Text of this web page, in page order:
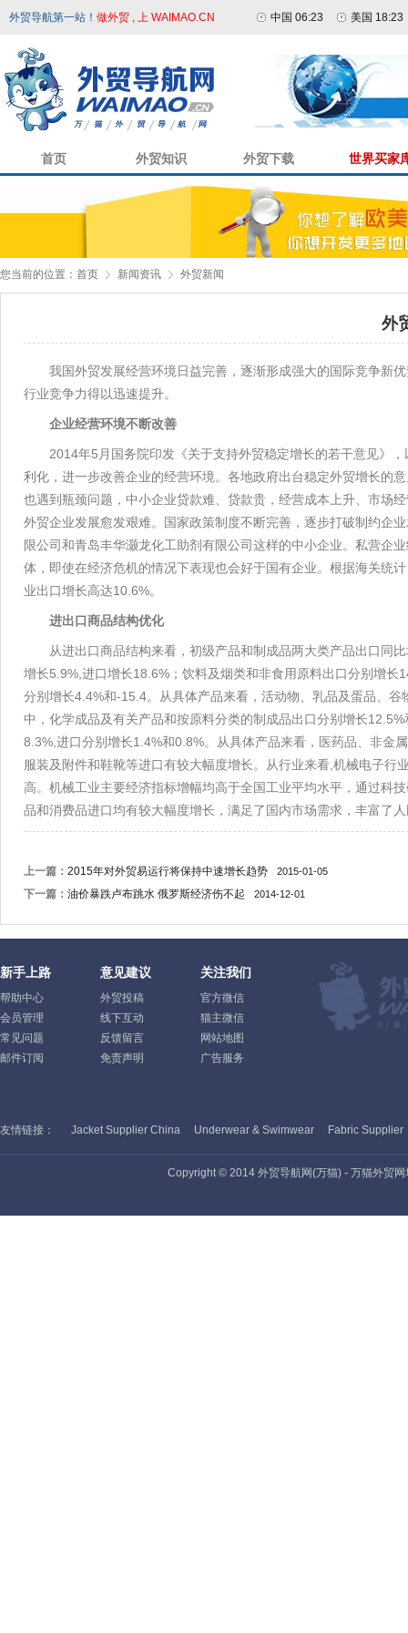
外贸导航第一站！ 做外贸 , 上 WAIMAO.CN 中国 06:23 美国 18:23
首页 外贸知识 外贸下载 世界买家
您当前的位置： 首页 新闻资讯 外贸新闻
外
我国外贸发展经营环境日益完善，逐渐形成强大的国际竞争新
行业竞争力得以迅速提升。
企业经营环境不断改善
2014年5月国务院印发《关于支持外贸稳定增长的若干意见》
利化，进一步改善企业的经营环境。各地政府出台稳定外贸增长的
也遇到瓶颈问题，中小企业贷款难、贷款贵，经营成本上升、市场
外贸企业发展愈发艰难。国家政策制度不断完善，逐步打破制约企
限公司和青岛丰华灏龙化工助剂有限公司这样的中小企业。私营企
体，即使在经济危机的情况下表现也会好于国有企业。根据海关统
业出口增长高达10.6%。
进出口商品结构优化
从进出口商品结构来看，初级产品和制成品两大类产品出口同
增长5.9%,进口增长18.6%；饮料及烟类和非食用原料出口分别增
分别增长4.4%和-15.4。从具体产品来看，活动物、乳品及蛋品、
中，化学成品及有关产品和按原料分类的制成品出口分别增长
8.3%,进口分别增长1.4%和0.8%。从具体产品来看，医药品、非金
服装及附件和鞋靴等进口有较大幅度增长。从行业来看,机械电子
高。机械工业主要经济指标增幅均高于全国工业平均水平，通过科
品和消费品进口均有较大幅度增长，满足了国内市场需求，丰富了
上一篇： 2015年对外贸易运行将保持中速增长趋势 2015-01-05
下一篇： 油价暴跌卢布跳水 俄罗斯经济伤不起 2014-12-01
新手上路
帮助中心
会员管理
常见问题
邮件订阅
意见建议
外贸投稿
线下互动
反馈留言
免责声明
关注我们
官方微信
猫主微信
网站地图
广告服务
友情链接： Jacket Supplier China Underwear & Swimwear Fabric Supplier
Copyright © 2014 外贸导航网(万猫) - 万猫外贸